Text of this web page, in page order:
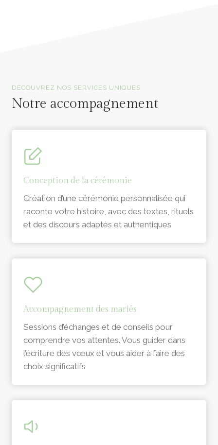
DÉCOUVREZ NOS SERVICES UNIQUES
Notre accompagnement
Conception de la cérémonie
Création d’une cérémonie personnalisée qui
raconte votre histoire, avec des textes, rituels
et des discours adaptés et authentiques
Accompagnement des mariés
Sessions d’échanges et de conseils pour
comprendre vos attentes. Vous guider dans
l’écriture des vœux et vous aider à faire des
choix significatifs